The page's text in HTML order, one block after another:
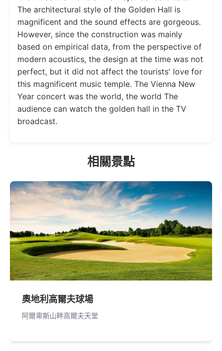
The architectural style of the Golden Hall is
magnificent and the sound effects are gorgeous.
However, since the construction was mainly
based on empirical data, from the perspective of
modern acoustics, the design at the time was not
perfect, but it did not affect the tourists' love for
this magnificent music temple. The Vienna New
Year concert was the world, the world The
audience can watch the golden hall in the TV
broadcast.
相關景點
奧地利高爾夫球場
阿爾卑斯山畔高爾夫天堂